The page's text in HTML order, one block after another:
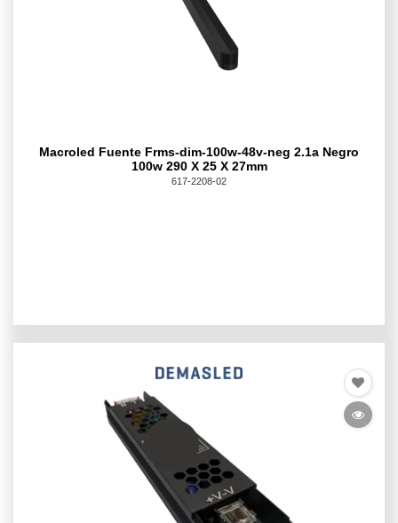
Macroled Fuente Frms-dim-100w-48v-neg 2.1a Negro
100w 290 X 25 X 27mm
617-2208-02